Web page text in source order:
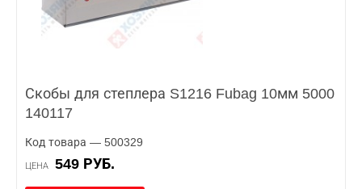
Скобы для степлера S1216 Fubag 10мм 5000
140117
Код товара — 500329
ЦЕНА 549 РУБ.